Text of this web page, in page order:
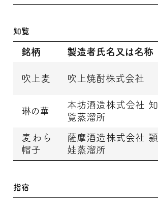
知覧
銘柄 製造者氏名又は名称
吹上麦 吹上焼酎株式会社
琳の華
本坊酒造株式会社 知
覧蒸溜所
麦わら
帽子
薩摩酒造株式会社 頴
娃蒸溜所
指宿